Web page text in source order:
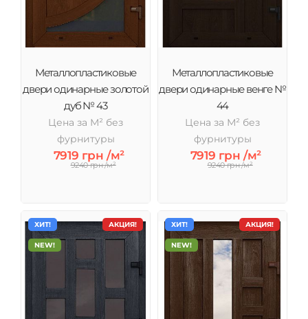
Металлопластиковые
двери одинарные золотой
дуб № 43
Цена за М² без
фурнитуры
7919 грн /м²
9240 грн /м²
Металлопластиковые
двери одинарные венге №
44
Цена за М² без
фурнитуры
7919 грн /м²
9240 грн /м²
АКЦИЯ!
ХИТ!
NEW!
АКЦИЯ!
ХИТ!
NEW!